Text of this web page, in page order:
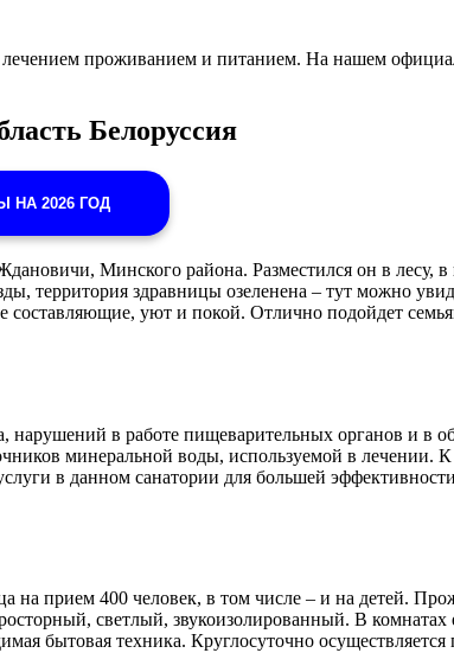
проживанием и питанием. На нашем
Белоруссия
НА 2026 ГОД
Минского района. Разместился он в лесу, в
территория здравницы озеленена – тут можно
составляющие, уют и покой. Отлично подойдет
нарушений в работе пищеварительных органов и в
минеральной воды, используемой в лечении. К
в данном санатории для большей
прием 400 человек, в том числе – и на детей.
светлый, звукоизолированный. В комнатах
бытовая техника. Круглосуточно